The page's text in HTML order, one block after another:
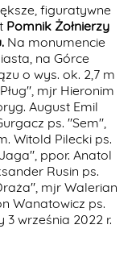
figuratywne
Pomnik Żołnierzy
Na monumencie
na Górce
o wys. ok. 2,7 m
mjr Hieronim
August Emil
ps. "Sem",
Witold Pilecki ps.
ppor. Anatol
Rusin ps.
mjr Walerian
Wanatowicz ps.
3 września 2022 r.